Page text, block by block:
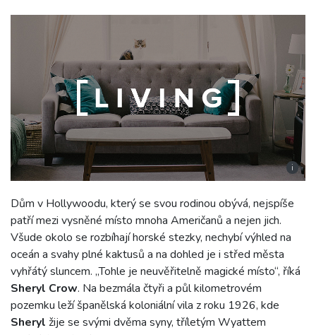
i
Dům v Hollywoodu, který se svou rodinou obývá, nejspíše
patří mezi vysněné místo mnoha Američanů a nejen jich.
Všude okolo se rozbíhají horské stezky, nechybí výhled na
oceán a svahy plné kaktusů a na dohled je i střed města
vyhřátý sluncem. „Tohle je neuvěřitelně magické místo“, říká
Sheryl Crow. Na bezmála čtyři a půl kilometrovém
pozemku leží španělská koloniální vila z roku 1926, kde
Sheryl žije se svými dvěma syny, tříletým Wyattem